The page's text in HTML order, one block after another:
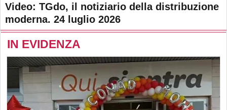
Video: TGdo, il notiziario della distribuzione
moderna. 24 luglio 2026
IN EVIDENZA